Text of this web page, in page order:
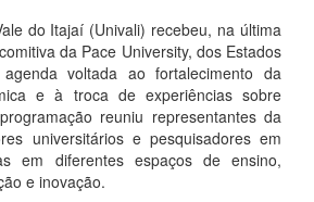
do Itajaí (Univali) recebeu, na última
da Pace University, dos Estados
voltada ao fortalecimento da
e à troca de experiências sobre
reuniu representantes da
universitários e pesquisadores em
em diferentes espaços de ensino,
e inovação.